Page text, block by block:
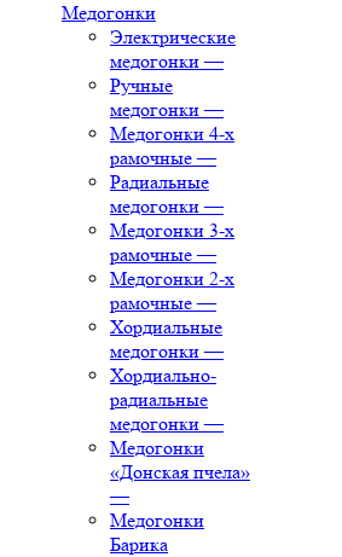
Медогонки
Электрические
медогонки —
Ручные
медогонки —
Медогонки 4-х
рамочные —
Радиальные
медогонки —
Медогонки 3-х
рамочные —
Медогонки 2-х
рамочные —
Хордиальные
медогонки —
Хордиально-
радиальные
медогонки —
Медогонки
«Донская пчела»
—
Медогонки
Барика